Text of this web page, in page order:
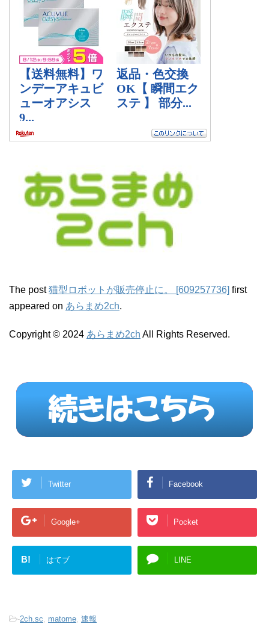
The post猫型ロボットが販売停止に。 [609257736] first
appeared on あらまめ2ch.
Copyright © 2024 あらまめ2ch All Rights Reserved.
Twitter Facebook
Google+ Pocket
B! はてブ LINE
-2ch.sc matome 速報